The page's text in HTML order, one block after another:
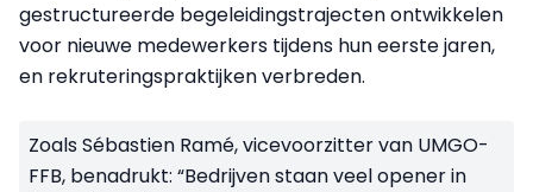
gestructureerde begeleidingstrajecten ontwikkelen
voor nieuwe medewerkers tijdens hun eerste jaren,
en rekruteringspraktijken verbreden.
Zoals Sébastien Ramé, vicevoorzitter van UMGO-
FFB, benadrukt: “Bedrijven staan veel opener in